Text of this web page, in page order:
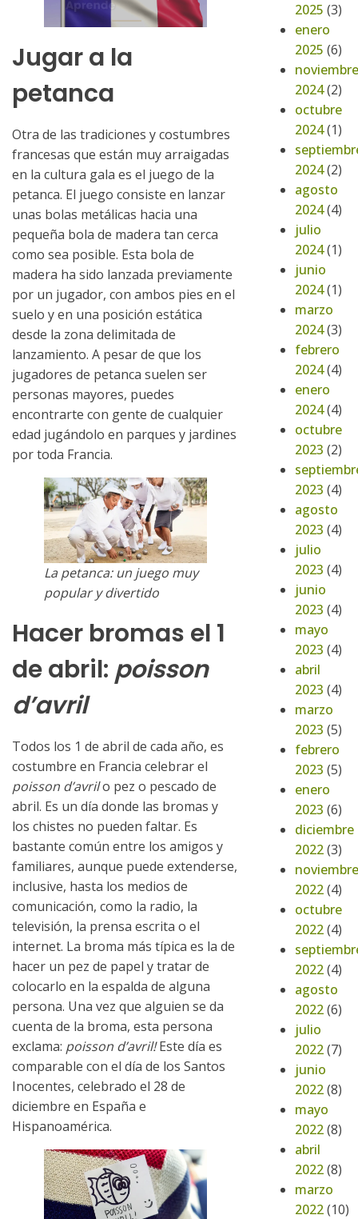
Jugar a la
petanca
Otra de las tradiciones y costumbres
francesas que están muy arraigadas
en la cultura gala es el juego de la
petanca. El juego consiste en lanzar
unas bolas metálicas hacia una
pequeña bola de madera tan cerca
como sea posible. Esta bola de
madera ha sido lanzada previamente
por un jugador, con ambos pies en el
suelo y en una posición estática
desde la zona delimitada de
lanzamiento. A pesar de que los
jugadores de petanca suelen ser
personas mayores, puedes
encontrarte con gente de cualquier
edad jugándolo en parques y jardines
por toda Francia.
La petanca: un juego muy
popular y divertido
Hacer bromas el 1
de abril: poisson
d’avril
Todos los 1 de abril de cada año, es
costumbre en Francia celebrar el
poisson d’avrilo pez o pescado de
abril. Es un día donde las bromas y
los chistes no pueden faltar. Es
bastante común entre los amigos y
familiares, aunque puede extenderse,
inclusive, hasta los medios de
comunicación, como la radio, la
televisión, la prensa escrita o el
internet. La broma más típica es la de
hacer un pez de papel y tratar de
colocarlo en la espalda de alguna
persona. Una vez que alguien se da
cuenta de la broma, esta persona
exclama: poisson d’avril!Este día es
comparable con el día de los Santos
Inocentes, celebrado el 28 de
diciembre en España e
Hispanoamérica.
2025 (3)
enero
2025 (6)
noviembre
2024(2)
octubre
2024(1)
2024(2)
agosto
2024(4)
julio
2024(1)
junio
2024(1)
marzo
2024(3)
febrero
2024(4)
enero
2024(4)
octubre
2023 (2)
2023 (4)
agosto
2023 (4)
julio
2023 (4)
junio
2023 (4)
mayo
2023 (4)
abril
2023 (4)
marzo
2023 (5)
febrero
2023 (5)
enero
2023 (6)
diciembre
2022(3)
noviembre
2022(4)
octubre
2022(4)
2022(4)
agosto
2022(6)
julio
2022(7)
junio
2022(8)
mayo
2022(8)
abril
2022(8)
marzo
2022(10)